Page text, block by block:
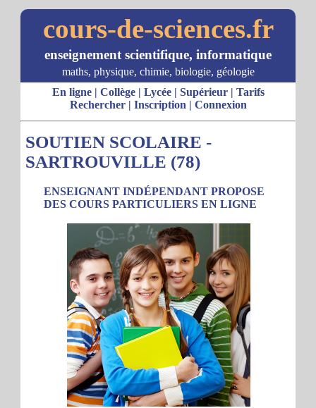
cours-de-sciences.fr
enseignement scientifique, informatique
maths, physique, chimie, biologie, géologie
En ligne| Collège| Lycée| Supérieur| Tarifs
Rechercher| Inscription | Connexion
SOUTIEN SCOLAIRE -
SARTROUVILLE (78)
ENSEIGNANT INDÉPENDANT PROPOSE
DES COURS PARTICULIERS EN LIGNE